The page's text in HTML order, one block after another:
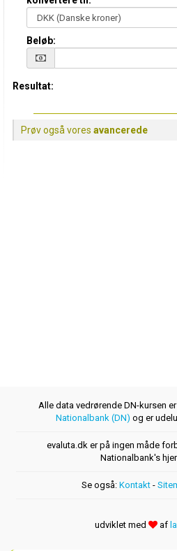
Beløb:
Resultat:
Prøv også vores avancerede
Alle data vedrørende DN-kursen
Nationalbank (DN) og er
evaluta.dk er på ingen måde
Nationalbank's
Se også: Kontakt-
udviklet med af